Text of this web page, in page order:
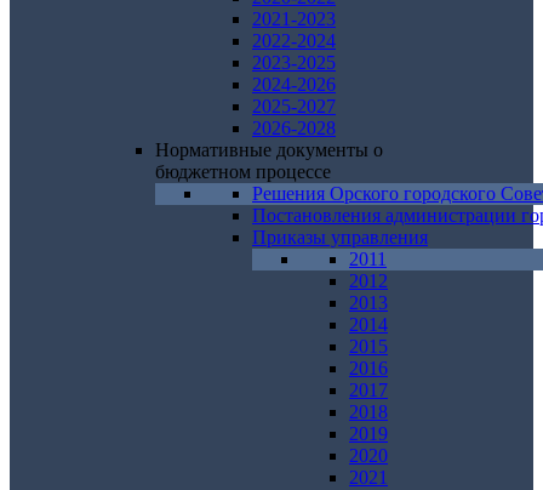
2021-2023
2022-2024
2023-2025
2024-2026
2025-2027
2026-2028
Нормативные документы о
бюджетном процессе
Решения Орского городского
Постановления администрации
Приказы управления
2011
2012
2013
2014
2015
2016
2017
2018
2019
2020
2021